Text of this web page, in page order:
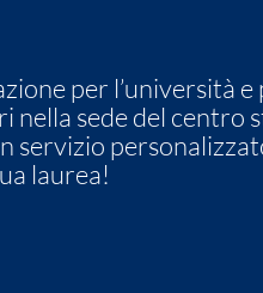
per l’università e
nella sede del centro
servizio
laurea!